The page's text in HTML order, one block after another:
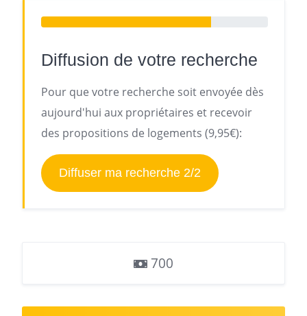
Diffusion de votre recherche
Pour que votre recherche soit envoyée dès
aujourd'hui aux propriétaires et recevoir
des propositions de logements (9,95€):
Diffuser ma recherche 2/2
700